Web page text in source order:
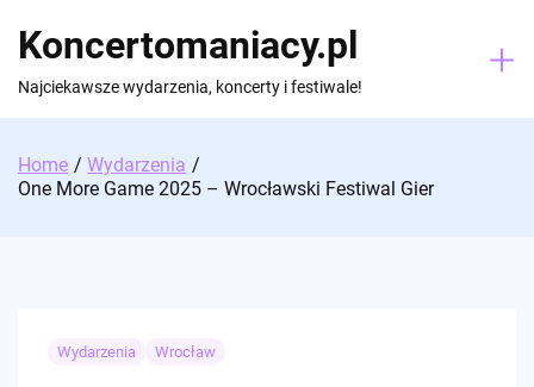
content
Koncertomaniacy.pl
Najciekawsze wydarzenia, koncerty i festiwale!
Home
Wydarzenia
One More Game 2025 – Wrocławski Festiwal Gier
Wydarzenia Wrocław